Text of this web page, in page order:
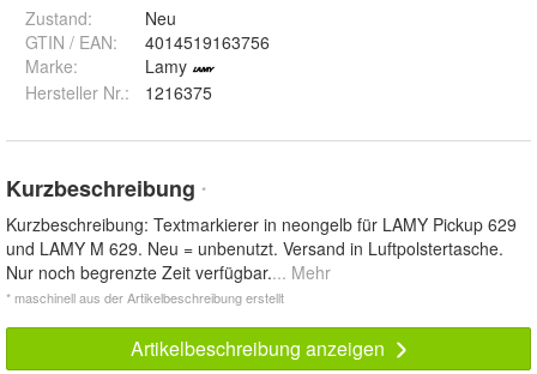
Zustand:
Neu
GTIN / EAN:
4014519163756
Marke:
Lamy
Hersteller Nr.:
1216375
Kurzbeschreibung *
Kurzbeschreibung: Textmarkierer in neongelb für LAMY Pickup 629
und LAMY M 629. Neu = unbenutzt. Versand in Luftpolstertasche.
Nur noch begrenzte Zeit verfügbar.... Mehr
* maschinell aus der Artikelbeschreibung erstellt
Artikelbeschreibung anzeigen